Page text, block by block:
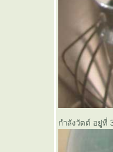
กำลังวัตต์ อยู่ที่